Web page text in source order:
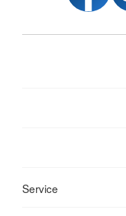
Service